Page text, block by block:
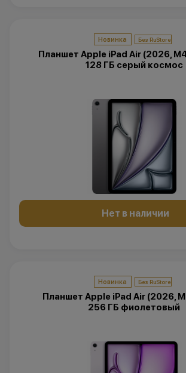
Новинка
Планшет Apple iPad Air (2026,
128 ГБ серый космос
Нет в наличии
Новинка
Планшет Apple iPad Air (2026,
256 ГБ фиолетовый